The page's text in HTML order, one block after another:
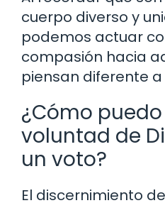
cuerpo diverso y
podemos actuar
compasión hacia
piensan diferente
¿Cómo
voluntad de
un voto?
El discernimiento